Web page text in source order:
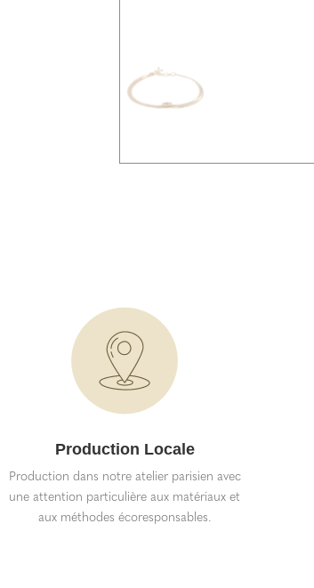
Production Locale
Production dans notre atelier parisien avec
une attention particulière aux matériaux et
aux méthodes écoresponsables.